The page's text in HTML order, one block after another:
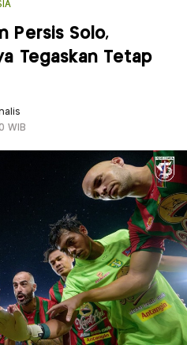
Persis Solo,
Tegaskan Tetap
WIB